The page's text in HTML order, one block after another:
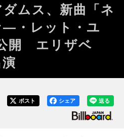
ムス、新曲「ネ
―・レット・ユ
開 エリザベ
送る
シェア
ポスト